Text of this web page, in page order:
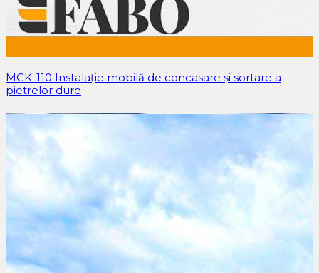
MCK-110 Instalație mobilă de concasare și sortare a
pietrelor dure